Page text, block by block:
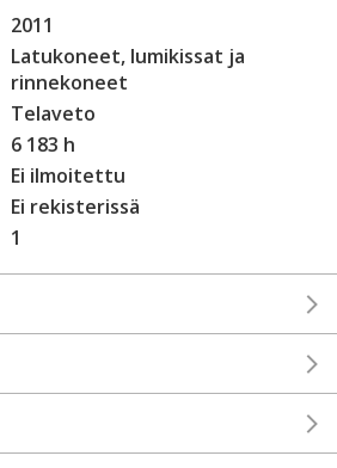
2011
Latukoneet, lumikissat ja
rinnekoneet
Telaveto
6 183 h
Ei ilmoitettu
Ei rekisterissä
1